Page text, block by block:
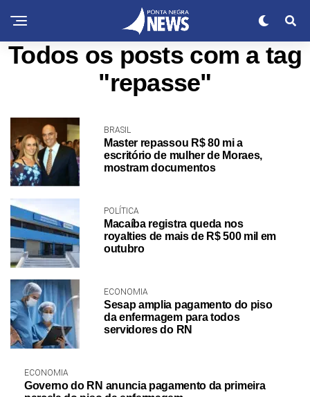
Todos os posts com a tag
"repasse"
BRASIL
Master repassou R$ 80 mi a
escritório de mulher de Moraes,
mostram documentos
POLÍTICA
Macaíba registra queda nos
royalties de mais de R$ 500 mil em
outubro
ECONOMIA
Sesap amplia pagamento do piso
da enfermagem para todos
servidores do RN
ECONOMIA
Governo do RN anuncia pagamento da primeira